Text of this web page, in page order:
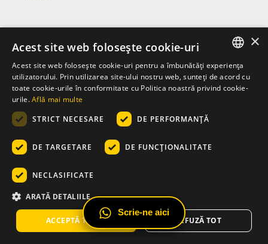
Scrie-ne aici
Conceptul „family-first” redefinește
standardele locuirii premium din București
ROMANIAN
ENGLISH
×
Acest site web folosește cookie-uri
Acest site web folosește cookie-uri pentru a îmbunătăți experiența
utilizatorului. Prin utilizarea site-ului nostru web, sunteți de acord cu
toate cookie-urile în conformitate cu Politica noastră privind cookie-
urile.Află mai multe
STRICT NECESARE
DE PERFORMANȚĂ
DE TARGETARE DE FUNCŢIONALITATE
NECLASIFICATE
ARATĂ DETALIILE
ACCEPTĂ TOATE REFUZĂ TOT